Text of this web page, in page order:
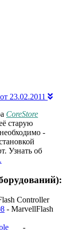
23.02.2011
CoreStore
старую
-
Узнать об
Controller
- MarvellFlash
-